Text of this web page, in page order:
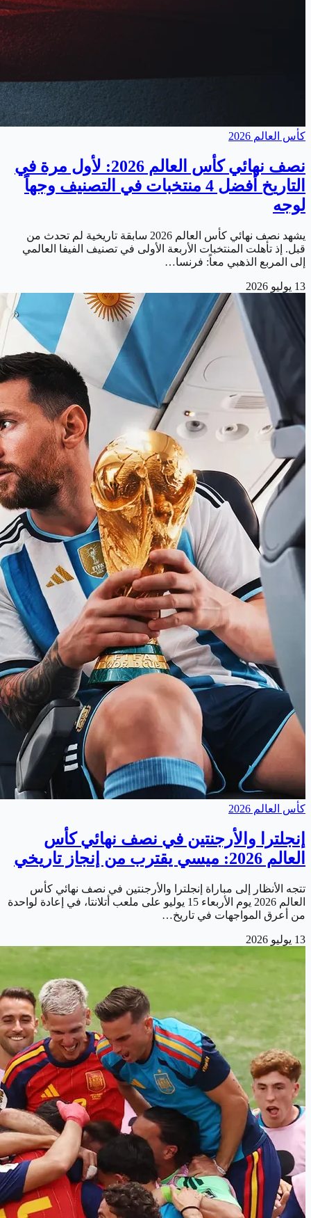
كأس العالم 2026
نصف نهائي كأس العالم 2026: لأول مرة في
التاريخ أفضل 4 منتخبات في التصنيف وجهاً
لوجه
يشهد نصف نهائي كأس العالم 2026 سابقة تاريخية لم تحدث من
قبل. إذ تأهلت المنتخبات الأربعة الأولى في تصنيف الفيفا العالمي
إلى المربع الذهبي معاً: فرنسا…
13 يوليو 2026
كأس العالم 2026
إنجلترا والأرجنتين في نصف نهائي كأس
العالم 2026: ميسي يقترب من إنجاز تاريخي
تتجه الأنظار إلى مباراة إنجلترا والأرجنتين في نصف نهائي كأس
العالم 2026 يوم الأربعاء 15 يوليو على ملعب أتلانتا، في إعادة لواحدة
من أعرق المواجهات في تاريخ…
13 يوليو 2026